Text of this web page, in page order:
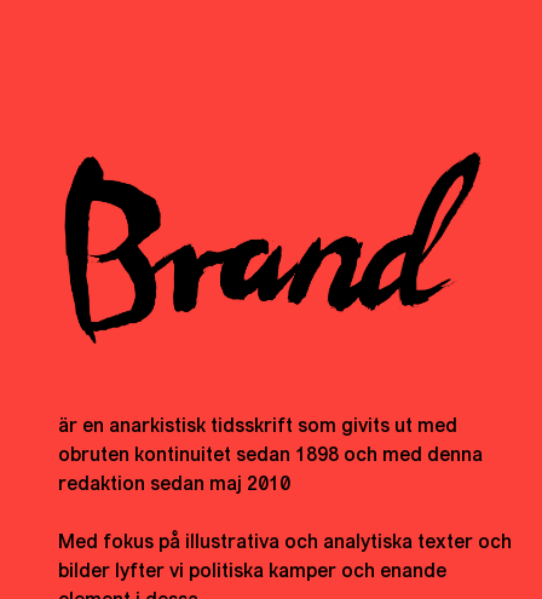
är en anarkistisk tidsskrift som givits ut med
obruten kontinuitet sedan 1898 och med denna
redaktion sedan maj 2010
Med fokus på illustrativa och analytiska texter och
bilder lyfter vi politiska kamper och enande